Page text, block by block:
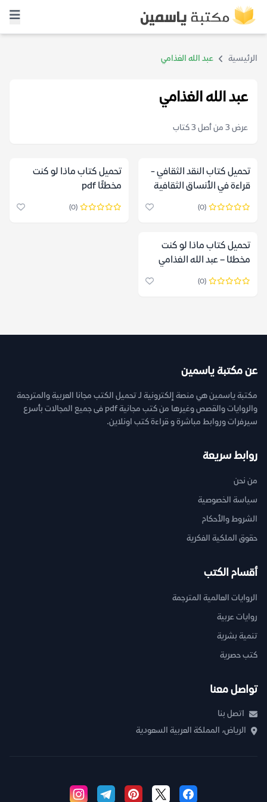
الرئيسية عبد الله الغذامي
عبد الله الغذامي
عرض 3 من أصل 3 كتاب
تحميل كتاب النقد الثقافي -
قراءة في الأنساق الثقافية
العربية pdf
(0)
تحميل كتاب ماذا لو كنت
مخطئًا pdf
(0)
تحميل كتاب ماذا لو كنت
مخطئا – عبد الله الغذامي
(0)
عن مكتبة ياسمين
مكتبة ياسمين هي منصة إلكترونية لـ تحميل الكتب مجانا العربية والمترجمة
والروايات والقصص وغيرها من كتب مجانية pdf فى جميع المجالات بأسرع
سيرفرات وروابط مباشرة و قراءة كتب اونلاين.
روابط سريعة
من نحن
سياسة الخصوصية
الشروط والأحكام
حقوق الملكية الفكرية
أقسام الكتب
الروايات العالمية المترجمة
روايات عربية
تنمية بشرية
كتب حصرية
تواصل معنا
اتصل بنا
الرياض، المملكة العربية السعودية